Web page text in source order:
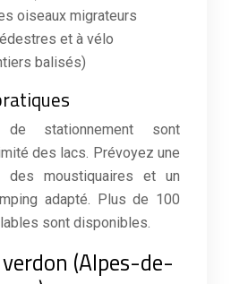
oiseaux migrateurs
et à vélo
balisés)
stationnement sont
des lacs. Prévoyez une
des moustiquaires et un
adapté. Plus de 100
sont disponibles.
(Alpes-de-